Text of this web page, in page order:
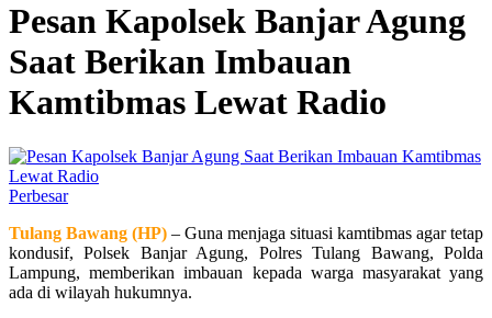
Pesan Kapolsek Banjar Agung
Saat Berikan Imbauan
Kamtibmas Lewat Radio
Perbesar
Tulang Bawang (HP) – Guna menjaga situasi kamtibmas agar tetap
kondusif, Polsek Banjar Agung, Polres Tulang Bawang, Polda
Lampung, memberikan imbauan kepada warga masyarakat yang
ada di wilayah hukumnya.